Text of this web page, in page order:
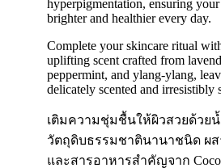
hyperpigmentation, ensuring
brighter and healthier every day.
Complete your skincare ritual
uplifting scent crafted from
peppermint, and ylang-ylang,
delicately scented and irresistibly
เติมความชุ่มชื้นให้ผิวสวยด้วย
วัตถุดิบธรรมชาตินานาชนิด ผ
และสารอาหารสำคัญจาก